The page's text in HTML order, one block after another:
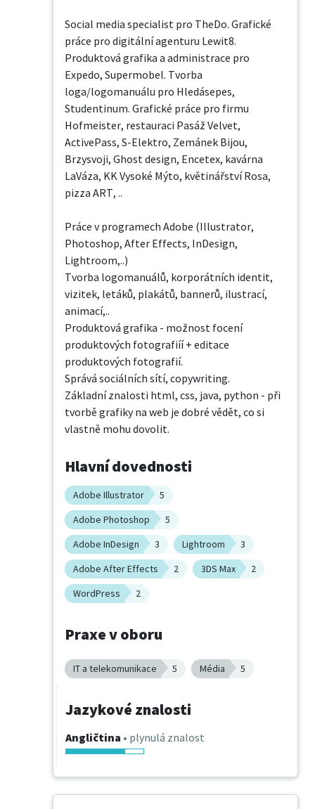
Social media specialist pro TheDo. Grafické
práce pro digitální agenturu Lewit8.
Produktová grafika a administrace pro
Expedo, Supermobel. Tvorba
loga/logomanuálu pro Hledásepes,
Studentinum. Grafické práce pro firmu
Hofmeister, restauraci Pasáž Velvet,
ActivePass, S-Elektro, Zemánek Bijou,
Brzysvoji, Ghost design, Encetex, kavárna
LaVáza, KK Vysoké Mýto, květinářství Rosa,
pizza ART, ..
Práce v programech Adobe (Illustrator,
Photoshop, After Effects, InDesign,
Lightroom,..)
Tvorba logomanuálů, korporátních identit,
vizitek, letáků, plakátů, bannerů, ilustrací,
animací,..
Produktová grafika - možnost focení
produktových fotografiíí + editace
produktových fotografií.
Správá sociálních sítí, copywriting.
Základní znalosti html, css, java, python - při
tvorbě grafiky na web je dobré vědět, co si
vlastně mohu dovolit.
Hlavní dovednosti
Adobe Illustrator
5
Adobe Photoshop
5
Adobe InDesign
3 Lightroom
3
Adobe After Effects
2 3DS Max
2
WordPress
2
Praxe v oboru
IT a telekomunikace 5 Média 5
Jazykové znalosti
Angličtina • plynulá znalost